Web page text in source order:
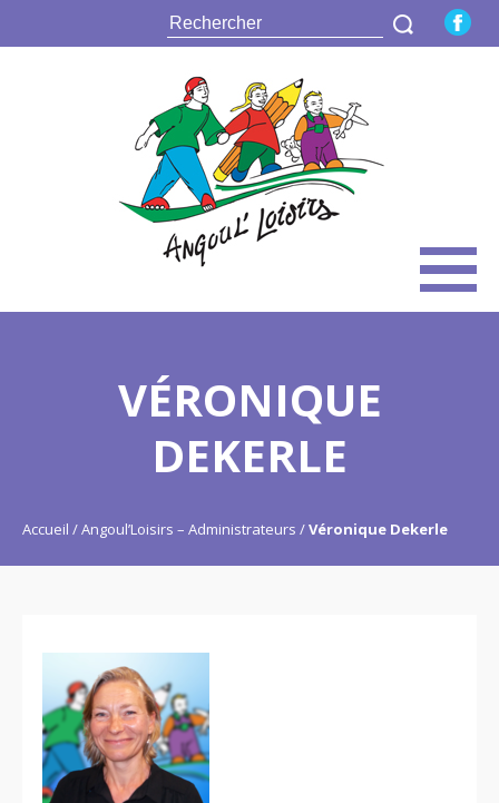
VÉRONIQUE
DEKERLE
Accueil Angoul’Loisirs – Administrateurs Véronique Dekerle